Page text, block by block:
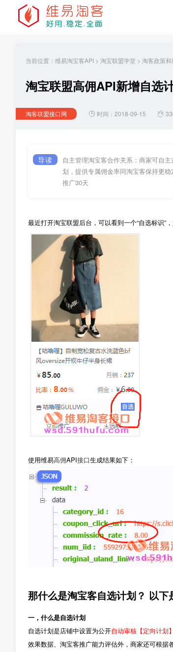
当前位置： 维易淘宝客API > 淘宝联盟学堂 > 淘客政策和
淘宝联盟高佣API新增自选
淘客联盟接口网 时间：2018-09-15
导读
自主管理淘宝客合作关系：商家可自
划，提供专属佣金率同淘宝客保持更
推广30天
最近打开淘宝联盟后台，可以看到一个“自选标识”，
使用维易高佣API接口生成结果如下：
那什么是淘宝客自选计划？ 以下
一，什么是自选计划
自选计划是店铺中设置为公开自动审核【定向计划】
效果数据、淘宝客推广能力评估外，商家还可根